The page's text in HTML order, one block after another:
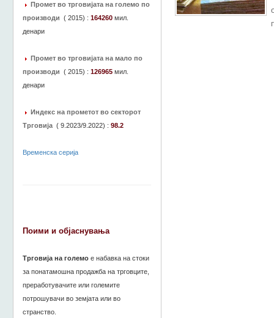
Промет во трговијата на големо по
производи ( 2015) : 164260 мил.
денари
Промет во трговијата на мало по
производи ( 2015) : 126965 мил.
денари
Индекс на прометот во секторот
Трговија ( 9.2023/9.2022) : 98.2
Временска серија
Поими и објаснувања
Трговија на големо е набавка на стоки
за понатамошна продажба на трговците,
преработувачите или големите
потрошувачи во земјата или во
странство.